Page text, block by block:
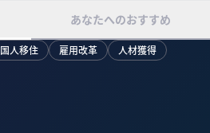
あなたへのおすすめ
人移住 雇用改革 人材獲得